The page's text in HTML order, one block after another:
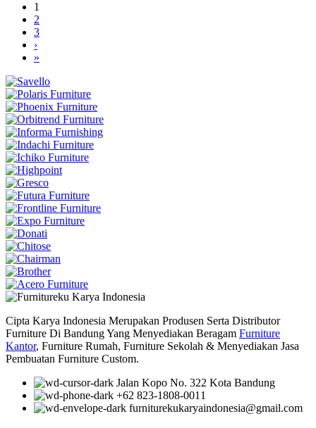
1
2
3
›
»
Cipta Karya Indonesia Merupakan Produsen Serta Distributor
Furniture Di Bandung Yang Menyediakan Beragam Furniture
Kantor, Furniture Rumah, Furniture Sekolah & Menyediakan Jasa
Pembuatan Furniture Custom.
Jalan Kopo No. 322 Kota Bandung
+62 823-1808-0011
furniturekukaryaindonesia@gmail.com